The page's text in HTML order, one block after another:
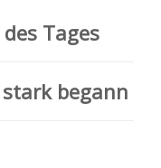
Tages
begann